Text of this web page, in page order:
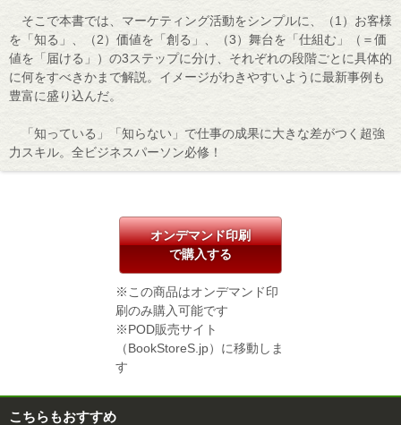
そこで本書では、マーケティング活動をシンプルに、（1）お客様
を「知る」、（2）価値を「創る」、（3）舞台を「仕組む」（＝価
値を「届ける」）の3ステップに分け、それぞれの段階ごとに具体的
に何をすべきかまで解説。イメージがわきやすいように最新事例も
豊富に盛り込んだ。
「知っている」「知らない」で仕事の成果に大きな差がつく超強
力スキル。全ビジネスパーソン必修！
オンデマンド印刷
で購入する
※この商品はオンデマンド印
刷のみ購入可能です
※POD販売サイト
（BookStoreS.jp）に移動しま
す
こちらもおすすめ